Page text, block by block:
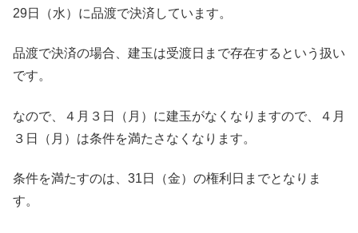
29日（水）に品渡で決済しています。
品渡で決済の場合、建玉は受渡日まで存在するという扱い
です。
なので、４月３日（月）に建玉がなくなりますので、４月
３日（月）は条件を満たさなくなります。
条件を満たすのは、31日（金）の権利日までとなりま
す。